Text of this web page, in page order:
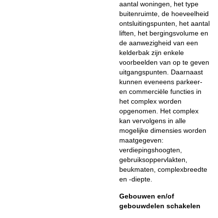
aantal woningen, het type
buitenruimte, de hoeveelheid
ontsluitingspunten, het aantal
liften, het bergingsvolume en
de aanwezigheid van een
kelderbak zijn enkele
voorbeelden van op te geven
uitgangspunten. Daarnaast
kunnen eveneens parkeer-
en commerciële functies in
het complex worden
opgenomen. Het complex
kan vervolgens in alle
mogelijke dimensies worden
maatgegeven:
verdiepingshoogten,
gebruiksoppervlakten,
beukmaten, complexbreedte
en -diepte.
Gebouwen en/of
gebouwdelen schakelen